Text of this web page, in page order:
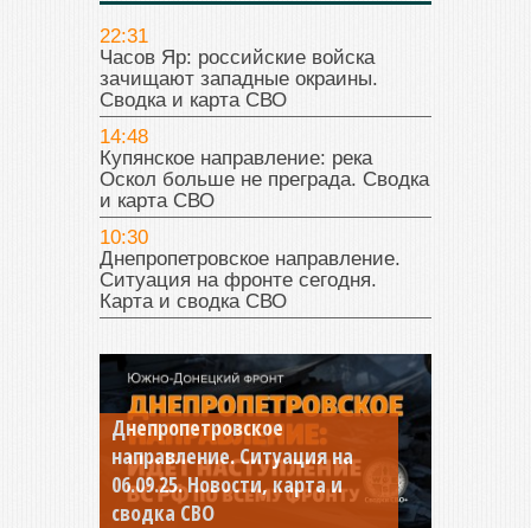
22:31
Часов Яр: российские войска
зачищают западные окраины.
Сводка и карта СВО
14:48
Купянское направление: река
Оскол больше не преграда. Сводка
и карта СВО
10:30
Днепропетровское направление.
Ситуация на фронте сегодня.
Карта и сводка СВО
Днепропетровское
направление. Ситуация на
06.09.25. Новости, карта и
сводка СВО
Константиновское
направление. Ситуация на
04.09.25 Новости, карта и
сводка СВО